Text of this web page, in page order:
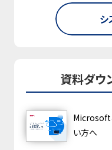
シ
資料ダウ
Microsoft
い方へ